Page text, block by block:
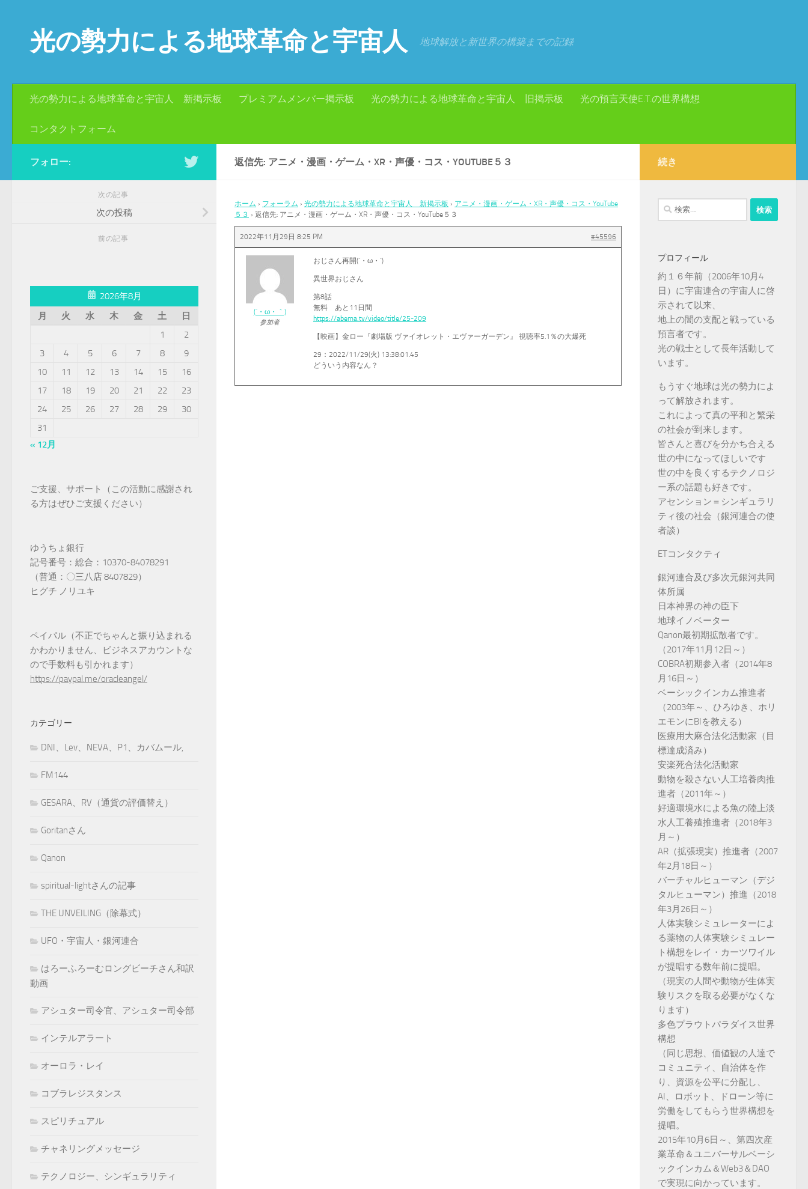
光の勢力による地球革命と宇宙人 地球解放と新世界の構築までの記録
光の勢力による地球革命と宇宙人 新掲示板 プレミアムメンバー掲示板 光の勢力による地球革命と宇宙人 旧掲示板 光の預言天使E.T.の世界構想
コンタクトフォーム
返信先: アニメ・漫画・ゲーム・XR・声優・コス・YOUTUBE５３
ホーム › フォーラム › 光の勢力による地球革命と宇宙人 新掲示板 › アニメ・漫画・ゲーム・XR・声優・コス・YouTube
５３ › 返信先: アニメ・漫画・ゲーム・XR・声優・コス・YouTube５３
2022年11月29日 8:25 PM #45596
(´・ω・｀)
参加者
おじさん再開(´・ω・`)
異世界おじさん
第8話
無料 あと11日間
https://abema.tv/video/title/25-209
【映画】金ロー『劇場版 ヴァイオレット・エヴァーガーデン』 視聴率5.1％の大爆死
29：2022/11/29(火) 13:38:01.45
どういう内容なん？
フォロー:
次の記事
次の投稿
前の記事
2026年8月
月
火 水 木 金 土
日
1
2
3
4 5 6 7 8
9
10
11 12 13 14 15
16
17
18 19 20 21 22
23
24
25 26 27 28 29
30
31
« 12月
ご支援、サポート（この活動に感謝され
る方はぜひご支援ください）
ゆうちょ銀行
記号番号：総合：10370-84078291
（普通：〇三八店 8407829）
ヒグチ ノリユキ
ペイパル（不正でちゃんと振り込まれる
かわかりません、ビジネスアカウントな
ので手数料も引かれます）
https://paypal.me/oracleangel/
カテゴリー
DNI、Lev、NEVA、P1、カバムール,
FM144
GESARA、RV（通貨の評価替え）
Goritanさん
Qanon
spiritual-lightさんの記事
THE UNVEILING（除幕式）
UFO・宇宙人・銀河連合
はろーふろーむロングビーチさん和訳
動画
アシュター司令官、アシュター司令部
インテルアラート
オーロラ・レイ
コブラレジスタンス
スピリチュアル
チャネリングメッセージ
テクノロジー、シンギュラリティ
続き
検
索:
プロフィール
約１６年前（2006年10月4
日）に宇宙連合の宇宙人に啓
示されて以来、
地上の闇の支配と戦っている
預言者です。
光の戦士として長年活動して
います。
もうすぐ地球は光の勢力によ
って解放されます。
これによって真の平和と繁栄
の社会が到来します。
皆さんと喜びを分かち合える
世の中になってほしいです
世の中を良くするテクノロジ
ー系の話題も好きです。
アセンション＝シンギュラリ
ティ後の社会（銀河連合の使
者談）
ETコンタクティ
銀河連合及び多次元銀河共同
体所属
日本神界の神の臣下
地球イノベーター
Qanon最初期拡散者です。
（2017年11月12日～）
COBRA初期参入者（2014年8
月16日～）
ベーシックインカム推進者
（2003年～、ひろゆき、ホリ
エモンにBIを教える）
医療用大麻合法化活動家（目
標達成済み）
安楽死合法化活動家
動物を殺さない人工培養肉推
進者（2011年～）
好適環境水による魚の陸上淡
水人工養殖推進者（2018年3
月～）
AR（拡張現実）推進者（2007
年2月18日～）
バーチャルヒューマン（デジ
タルヒューマン）推進（2018
年3月26日～）
人体実験シミュレーターによ
る薬物の人体実験シミュレー
ト構想をレイ・カーツワイル
が提唱する数年前に提唱。
（現実の人間や動物が生体実
験リスクを取る必要がなくな
ります）
多色プラウトパラダイス世界
構想
（同じ思想、価値観の人達で
コミュニティ、自治体を作
り、資源を公平に分配し、
AI、ロボット、ドローン等に
労働をしてもらう世界構想を
提唱。
2015年10月6日～、第四次産
業革命＆ユニバーサルベーシ
ックインカム＆Web3＆DAO
で実現に向かっています。